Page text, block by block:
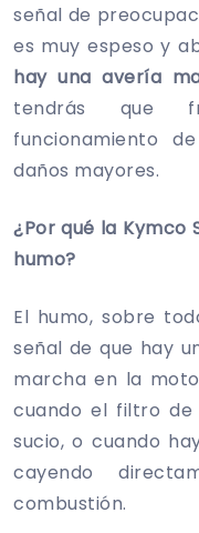
señal de
es muy espeso y
hay una avería
tendrás que
funcionamiento
daños mayores.
¿Por qué la Kymco
humo?
El humo, sobre
señal de que hay
marcha en la
cuando el filtro de
sucio, o cuando
cayendo
combustión.